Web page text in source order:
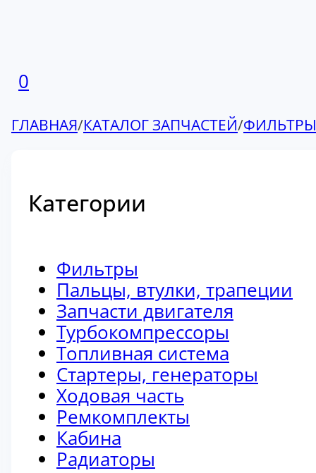
0
ГЛАВНАЯ/КАТАЛОГ ЗАПЧАСТЕЙ/ФИЛЬТРЫ
Категории
Фильтры
Пальцы, втулки, трапеции
Запчасти двигателя
Турбокомпрессоры
Топливная система
Стартеры, генераторы
Ходовая часть
Ремкомплекты
Кабина
Радиаторы